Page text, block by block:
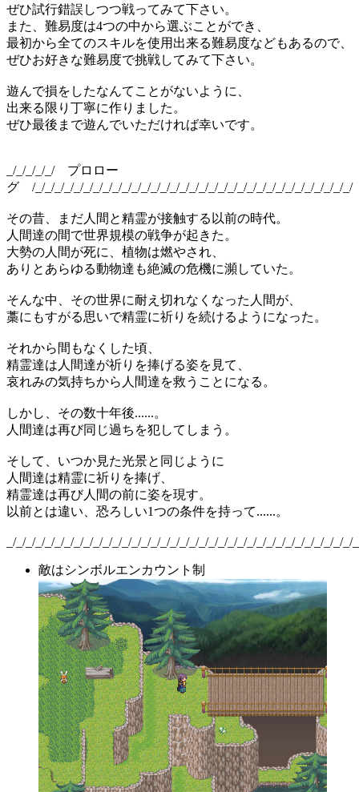
ぜひ試行錯誤しつつ戦ってみて下さい。
また、難易度は4つの中から選ぶことができ、
最初から全てのスキルを使用出来る難易度などもあるので、
ぜひお好きな難易度で挑戦してみて下さい。
遊んで損をしたなんてことがないように、
出来る限り丁寧に作りました。
ぜひ最後まで遊んでいただければ幸いです。
_/_/_/_/_/ プロロー
グ /_/_/_/_/_/_/_/_/_/_/_/_/_/_/_/_/_/_/_/_/_/_/_/_/_/_/_/_/_/_/_/_/_/
その昔、まだ人間と精霊が接触する以前の時代。
人間達の間で世界規模の戦争が起きた。
大勢の人間が死に、植物は燃やされ、
ありとあらゆる動物達も絶滅の危機に瀕していた。
そんな中、その世界に耐え切れなくなった人間が、
藁にもすがる思いで精霊に祈りを続けるようになった。
それから間もなくした頃、
精霊達は人間達が祈りを捧げる姿を見て、
哀れみの気持ちから人間達を救うことになる。
しかし、その数十年後......。
人間達は再び同じ過ちを犯してしまう。
そして、いつか見た光景と同じように
人間達は精霊に祈りを捧げ、
精霊達は再び人間の前に姿を現す。
以前とは違い、恐ろしい1つの条件を持って......。
_/_/_/_/_/_/_/_/_/_/_/_/_/_/_/_/_/_/_/_/_/_/_/_/_/_/_/_/_/_/_/_/_/_/_/_/
敵はシンボルエンカウント制